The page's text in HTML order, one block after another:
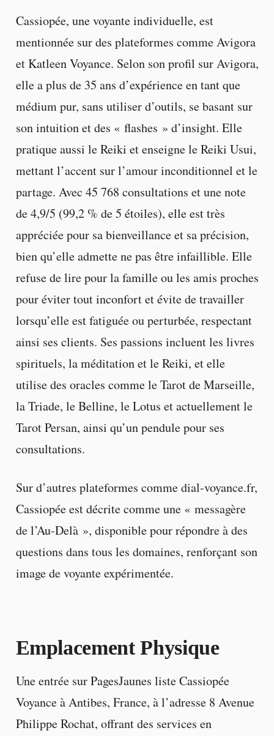
Cassiopée, une voyante individuelle, est
mentionnée sur des plateformes comme Avigora
et Katleen Voyance. Selon son profil sur Avigora,
elle a plus de 35 ans d’expérience en tant que
médium pur, sans utiliser d’outils, se basant sur
son intuition et des « flashes » d’insight. Elle
pratique aussi le Reiki et enseigne le Reiki Usui,
mettant l’accent sur l’amour inconditionnel et le
partage. Avec 45 768 consultations et une note
de 4,9/5 (99,2 % de 5 étoiles), elle est très
appréciée pour sa bienveillance et sa précision,
bien qu’elle admette ne pas être infaillible. Elle
refuse de lire pour la famille ou les amis proches
pour éviter tout inconfort et évite de travailler
lorsqu’elle est fatiguée ou perturbée, respectant
ainsi ses clients. Ses passions incluent les livres
spirituels, la méditation et le Reiki, et elle
utilise des oracles comme le Tarot de Marseille,
la Triade, le Belline, le Lotus et actuellement le
Tarot Persan, ainsi qu’un pendule pour ses
consultations.
Sur d’autres plateformes comme dial-voyance.fr,
Cassiopée est décrite comme une « messagère
de l’Au-Delà », disponible pour répondre à des
questions dans tous les domaines, renforçant son
image de voyante expérimentée.
Emplacement Physique
Une entrée sur PagesJaunes liste Cassiopée
Voyance à Antibes, France, à l’adresse 8 Avenue
Philippe Rochat, offrant des services en